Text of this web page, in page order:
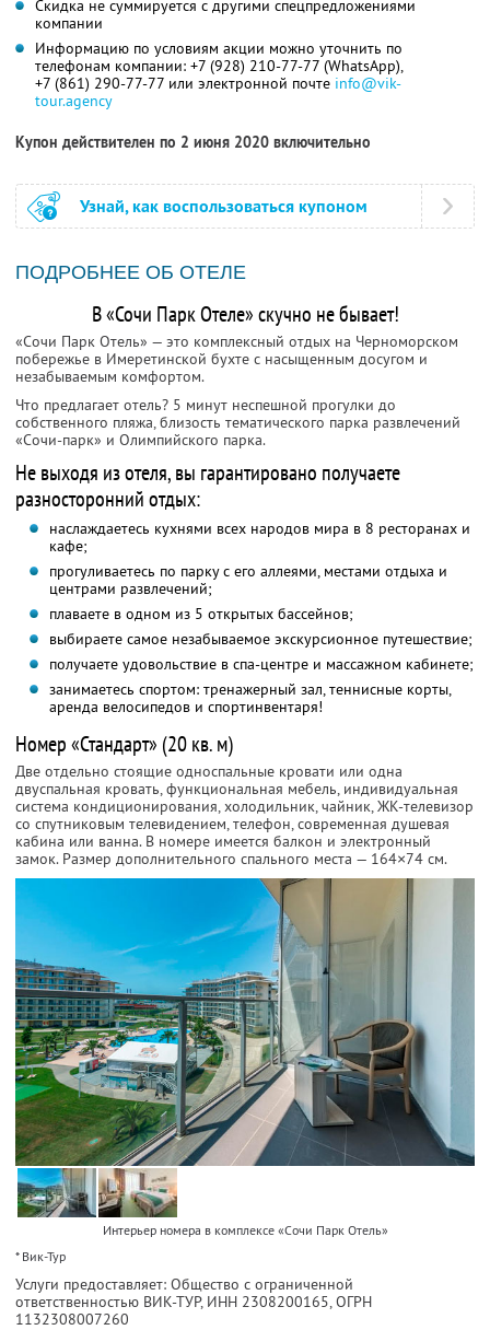
Скидка не суммируется с другими спецпредложениями
компании
Информацию по условиям акции можно уточнить по
телефонам компании: +7 (928) 210-77-77 (WhatsApp),
+7 (861) 290-77-77 или электронной почте info@vik-
tour.agency
Купон действителен по 2 июня 2020 включительно
Узнай, как воспользоваться купоном
ПОДРОБНЕЕ ОБ ОТЕЛЕ
В «Сочи Парк Отеле» скучно не бывает!
«Сочи Парк Отель» — это комплексный отдых на Черноморском
побережье в Имеретинской бухте с насыщенным досугом и
незабываемым комфортом.
Что предлагает отель? 5 минут неспешной прогулки до
собственного пляжа, близость тематического парка развлечений
«Сочи-парк» и Олимпийского парка.
Не выходя из отеля, вы гарантировано получаете
разносторонний отдых:
наслаждаетесь кухнями всех народов мира в 8 ресторанах и
кафе;
прогуливаетесь по парку с его аллеями, местами отдыха и
центрами развлечений;
плаваете в одном из 5 открытых бассейнов;
выбираете самое незабываемое экскурсионное путешествие;
получаете удовольствие в спа-центре и массажном кабинете;
занимаетесь спортом: тренажерный зал, теннисные корты,
аренда велосипедов и спортинвентаря!
Номер «Стандарт» (20 кв. м)
Две отдельно стоящие односпальные кровати или одна
двуспальная кровать, функциональная мебель, индивидуальная
система кондиционирования, холодильник, чайник, ЖК-телевизор
со спутниковым телевидением, телефон, современная душевая
кабина или ванна. В номере имеется балкон и электронный
замок. Размер дополнительного спального места — 164×74 см.
Интерьер номера в комплексe «Сочи Парк Отель»
* Вик-Тур
Услуги предоставляет: Общество с ограниченной
ответственностью ВИК-ТУР, ИНН 2308200165, ОГРН
1132308007260